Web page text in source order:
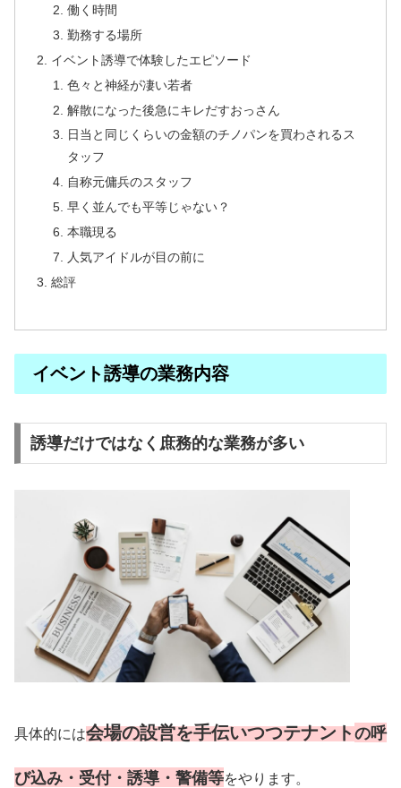
働く時間
勤務する場所
イベント誘導で体験したエピソード
色々と神経が凄い若者
解散になった後急にキレだすおっさん
日当と同じくらいの金額のチノパンを買わされるス
タッフ
自称元傭兵のスタッフ
早く並んでも平等じゃない？
本職現る
人気アイドルが目の前に
総評
イベント誘導の業務内容
誘導だけではなく庶務的な業務が多い
具体的には会場の設営を手伝いつつテナントの呼
び込み・受付・誘導・警備等をやります。